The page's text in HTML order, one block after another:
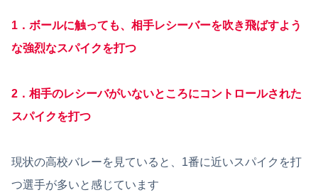
1．ボールに触っても、相手レシーバーを吹き飛ばすよう
な強烈なスパイクを打つ
2．相手のレシーバがいないところにコントロールされた
スパイクを打つ
現状の高校バレーを見ていると、1番に近いスパイクを打
つ選手が多いと感じています